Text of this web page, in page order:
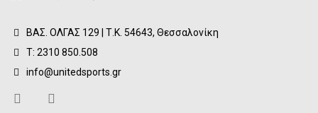
ΒΑΣ. ΟΛΓΑΣ 129 | Τ.Κ. 54643, Θεσσαλονίκη
Τ: 2310 850.508
info@unitedsports.gr